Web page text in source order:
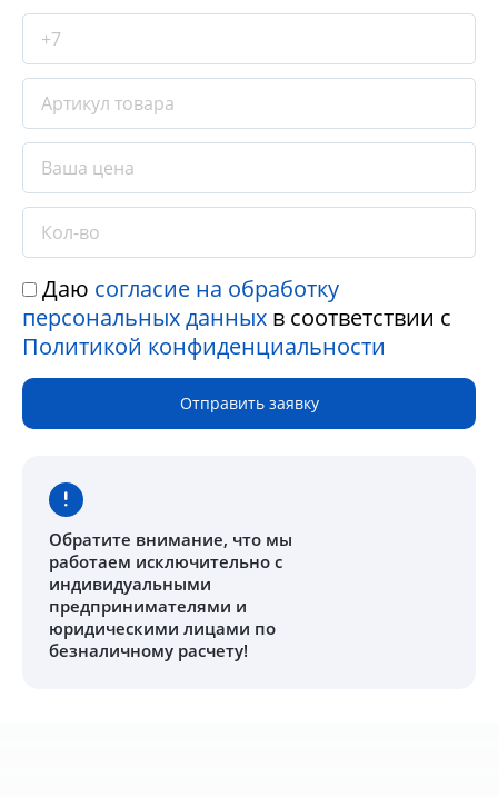
Даю согласие на обработку
персональных данных в соответствии с
Политикой конфиденциальности
Отправить заявку
Обратите внимание, что мы
работаем исключительно с
индивидуальными
предпринимателями и
юридическими лицами по
безналичному расчету!